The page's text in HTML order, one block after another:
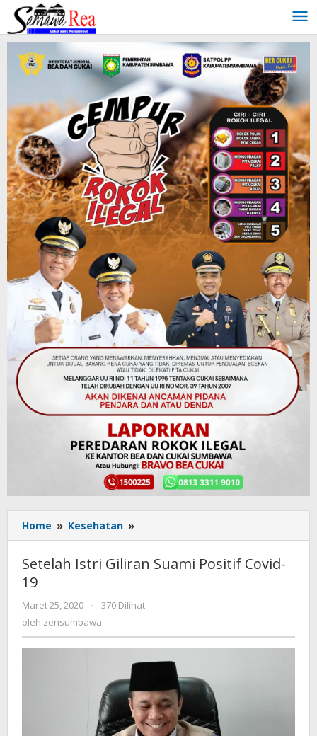
Lewati
konten
Home » Kesehatan »
Istri
Suami
Covid-
Setelah Istri Giliran Suami Positif Covid-
19
Maret 25, 2020
oleh
zensumbawa
-
370 Dilihat
oleh zensumbawa